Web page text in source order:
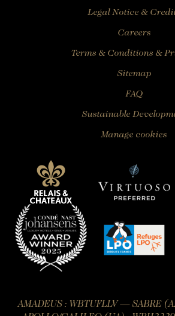
Legal Notice &
Careers
Terms & Conditions &
Sitemap
FAQ
Sustainable
Manage cookies
AMADEUS : WBTUFLLV — SABRE
Cookies are used on this site to
visitors in order to improve its
your consent, to evaluate the
communication campaigns and to
content to enhance your user
choice for 6 months. You can
time by clicking on the "Manage